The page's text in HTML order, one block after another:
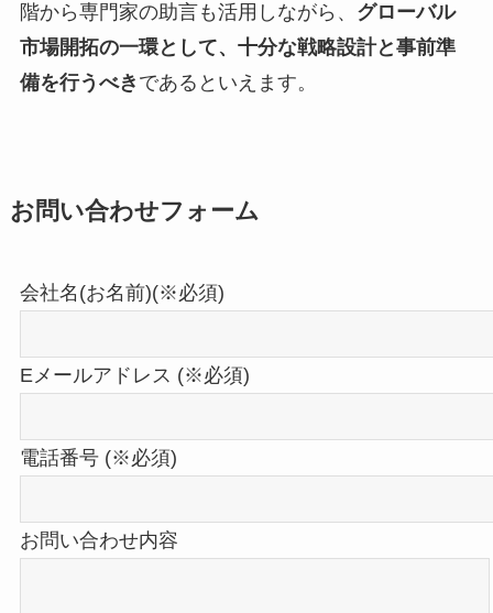
階から専門家の助言も活用しながら、 グローバル
市場開拓の一環として、十分な戦略設計と事前準
備を行うべき であるといえます。
お問い合わせフォーム
会社名(お名前)(※必須)
Eメールアドレス (※必須)
電話番号 (※必須)
お問い合わせ内容